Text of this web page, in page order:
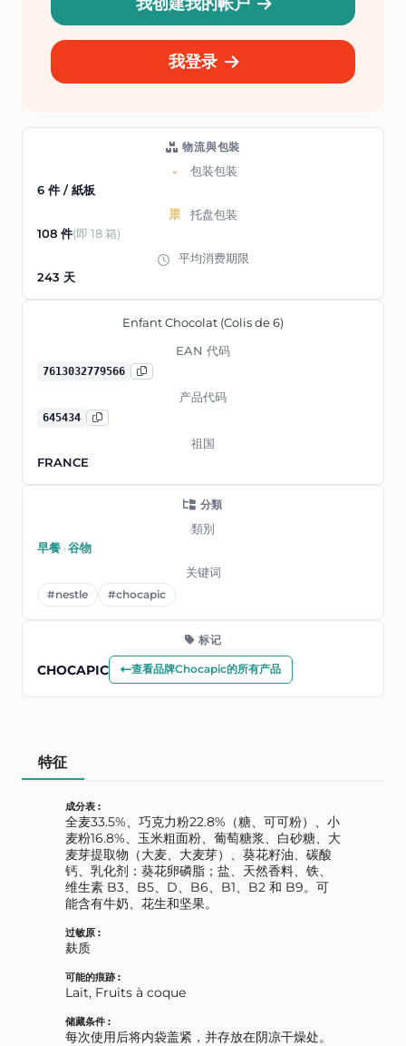
我登录
物流與包裝
包装包装
6 件 / 紙板
托盘包装
108 件(即 18 箱)
平均消费期限
243 天
Enfant Chocolat (Colis de 6)
EAN 代码
7613032779566
产品代码
645434
祖国
FRANCE
分類
類別
早餐›谷物
关键词
#nestle #chocapic
标记
CHOCAPIC 查看品牌Chocapic的所有产品
特征
成分表 :
全麦33.5%、巧克力粉22.8%（糖、可可粉）、小
麦粉16.8%、玉米粗面粉、葡萄糖浆、白砂糖、大
麦芽提取物（大麦、大麦芽）、葵花籽油、碳酸
钙、乳化剂：葵花卵磷脂；盐、天然香料、铁、
维生素 B3、B5、D、B6、B1、B2 和 B9。可
能含有牛奶、花生和坚果。
过敏原 :
麸质
可能的痕跡 :
Lait, Fruits à coque
储藏条件 :
每次使用后将内袋盖紧，并存放在阴凉干燥处。